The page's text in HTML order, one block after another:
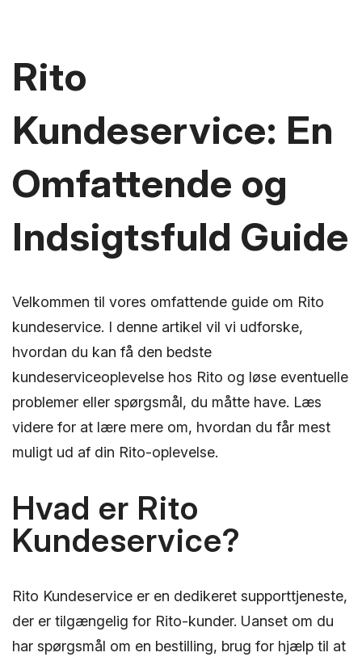
Rito
Kundeservice: En
Omfattende og
Indsigtsfuld Guide
Velkommen til vores omfattende guide om Rito
kundeservice. I denne artikel vil vi udforske,
hvordan du kan få den bedste
kundeserviceoplevelse hos Rito og løse eventuelle
problemer eller spørgsmål, du måtte have. Læs
videre for at lære mere om, hvordan du får mest
muligt ud af din Rito-oplevelse.
Hvad er Rito
Kundeservice?
Rito Kundeservice er en dedikeret supporttjeneste,
der er tilgængelig for Rito-kunder. Uanset om du
har spørgsmål om en bestilling, brug for hjælp til at